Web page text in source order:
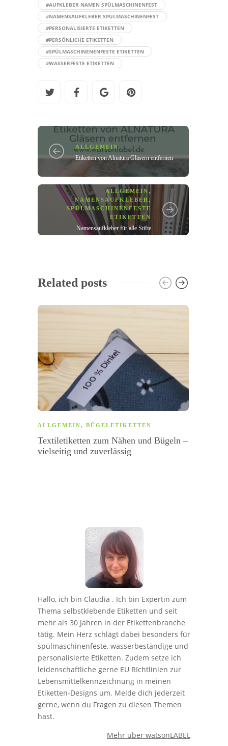
#AUFKLEBER NAMEN SPÜLMASCHINENFEST
#NAMENSAUFKLEBER SPÜLMASCHINENFEST
#PERSONALISIERTE ETIKETTEN
#PERSÖNLICHE ETIKETTEN
#SPÜLMASCHINENENFESTE ETIKETTEN
#WASSERFESTE ETIKETTEN
ALLGEMEIN
Etiketten von Alnatura Gläsern entfernen
ALLGEMEIN,
NAMENSAUFKLEBER,
SPÜLMASCHINENFESTE
ETIKETTEN
Namensaufkleber für alle Stifte
Related posts
ALLGEMEIN, BÜGELETIKETTEN
Textiletiketten zum Nähen und Bügeln –
vielseitig und zuverlässig
Hallo, ich bin Claudia . Ich bin Expertin zum
Thema selbstklebende Etiketten und seit
mehr als 30 Jahren in der Etikettenbranche
tätig. Mein Herz schlägt dabei besonders für
spülmaschinenfeste, wasserbeständige und
personalisierte Etiketten. Zudem setze ich
leidenschaftliche gerne EU RIchtlinien zur
Lebensmittelkennzeichnung in meinen
Etiketten-Designs um. Melde dich jederzeit
gerne, wenn du Fragen zu diesen Themen
hast.
Mehr über watsonLABEL